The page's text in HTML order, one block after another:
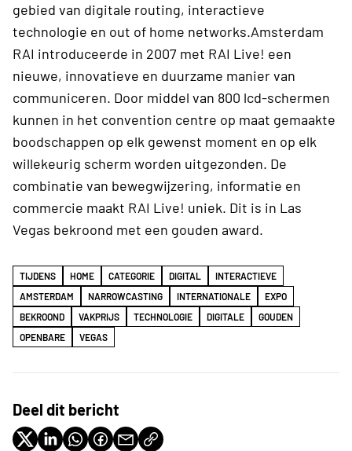
gebied van digitale routing, interactieve
technologie en out of home networks.Amsterdam
RAI introduceerde in 2007 met RAI Live! een
nieuwe, innovatieve en duurzame manier van
communiceren. Door middel van 800 lcd-schermen
kunnen in het convention centre op maat gemaakte
boodschappen op elk gewenst moment en op elk
willekeurig scherm worden uitgezonden. De
combinatie van bewegwijzering, informatie en
commercie maakt RAI Live! uniek. Dit is in Las
Vegas bekroond met een gouden award.
TIJDENS HOME CATEGORIE DIGITAL
INTERACTIEVE
AMSTERDAM
NARROWCASTING INTERNATIONALE
EXPO
BEKROOND
VAKPRIJS TECHNOLOGIE DIGITALE
GOUDEN
OPENBARE
VEGAS
Deel dit bericht